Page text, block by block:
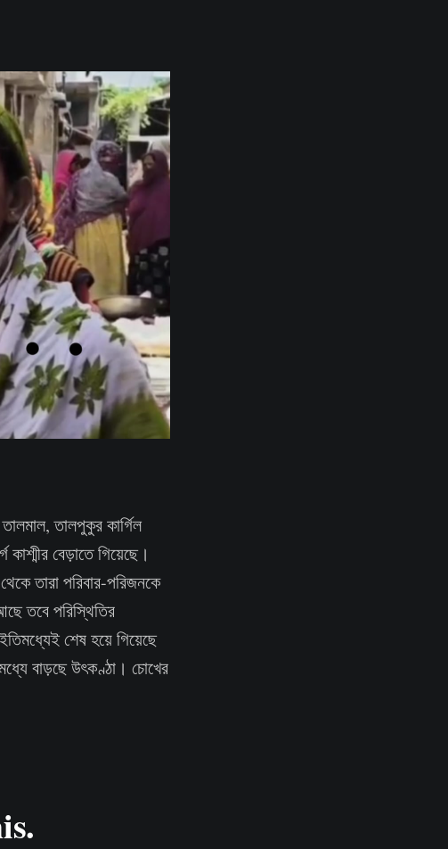
তালমাল, তালপুকুর কার্গিল
কাশ্মীর বেড়াতে গিয়েছে।
তারা পরিবার-পরিজনকে
তবে পরিস্থিতির
শেষ হয়ে গিয়েছে
বাড়ছে উৎকণ্ঠা। চোখের